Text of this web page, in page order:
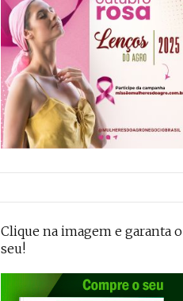
Clique na imagem e garanta o
seu!